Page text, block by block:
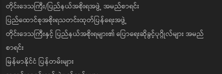
တိုင်းဒေသကြီး/ပြည်နယ်အစိုးရအဖွဲ့ အမည်စာရင်း
ပြည်ထောင်စုအစိုးရသတင်းထုတ်ပြန်ရေးအဖွဲ့
တိုင်းဒေသကြီးနှင့် ပြည်နယ်အစိုးရများ၏ ပြောရေးဆိုခွင့်ပုဂ္ဂိုလ်များ အမည်
စာရင်း
မြန်မာနိုင်ငံ ပြန်တမ်းများ